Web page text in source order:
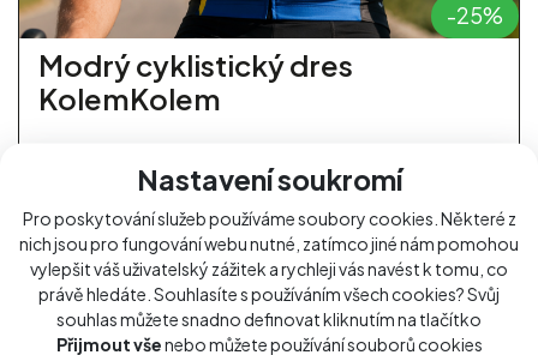
Nastavení soukromí
Pro poskytování služeb používáme soubory cookies. Některé z
nich jsou pro fungování webu nutné, zatímco jiné nám pomohou
vylepšit váš uživatelský zážitek a rychleji vás navést k tomu, co
právě hledáte. Souhlasíte s používáním všech cookies? Svůj
souhlas můžete snadno definovat kliknutím na tlačítko
Přijmout všenebo můžete používání souborů cookies
-25%
Modrý cyklistický dres
KolemKolem
1 490 Kčs DPH
1 231.40 Kčbez DPH
Přidat k nákupu